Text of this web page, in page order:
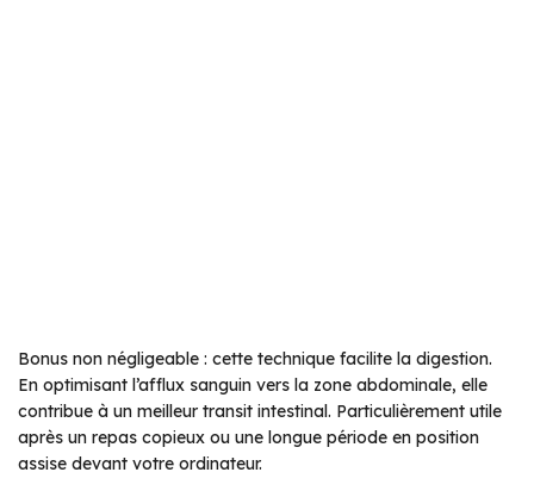
Bonus non négligeable : cette technique facilite la digestion.
En optimisant l’afflux sanguin vers la zone abdominale, elle
contribue à un meilleur transit intestinal. Particulièrement utile
après un repas copieux ou une longue période en position
assise devant votre ordinateur.